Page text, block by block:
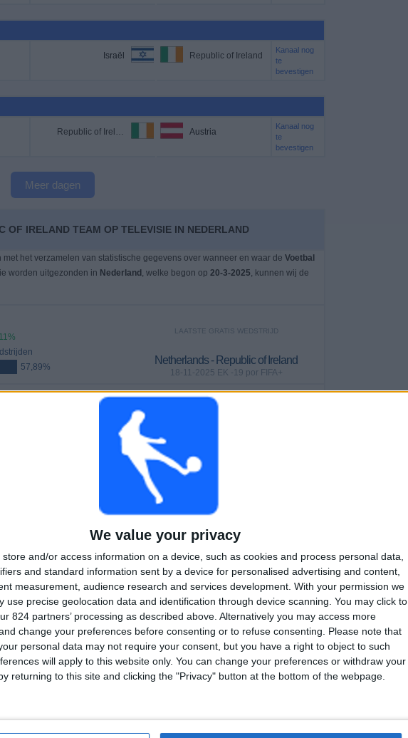
We value your privacy
store and/or access information on a device, such as cookies and process personal data,
and standard information sent by a device for personalised advertising and content,
measurement, audience research and services development. With your permission we
use precise geolocation data and identification through device scanning. You may click to
824 partners’ processing as described above. Alternatively you may access more
change your preferences before consenting or to refuse consenting.
Please note that
personal data may not require your consent, but you have a right to object to such
will apply to this website only. You can change your preferences or withdraw your
returning to this site and clicking the "Privacy" button at the bottom of the webpage.
Israël Republic of Ireland
Kanaal nog
te
bevestigen
Republic of Ireland Austria
Kanaal nog
te
bevestigen
Meer dagen
OF IRELAND TEAM OP TELEVISIE IN NEDERLAND
het verzamelen van statistische gegevens over wanneer en waar de Voetbal
worden uitgezonden in Nederland , welke begon op 20-3-2025, kunnen wij de
57,89%
LAATSTE GRATIS WEDSTRIJD
Netherlands - Republic of Ireland
18-11-2025 EK -19 por FIFA+
Zonder gratis
wedstrijd
WEDSTRIJDEN
3
Aaneengeschakelde
TOTAAL
14
Tegenstanders
MAXIMAAL
3
VS Netherlands
TOTAAL
6
COMPETITIES
Ranglijst op competities
FIFA World Cup 2026
5 (26,32%)
FIFA U17 World Cup
5 (26,32%)
UEFA Nations League
2 (10,53%)